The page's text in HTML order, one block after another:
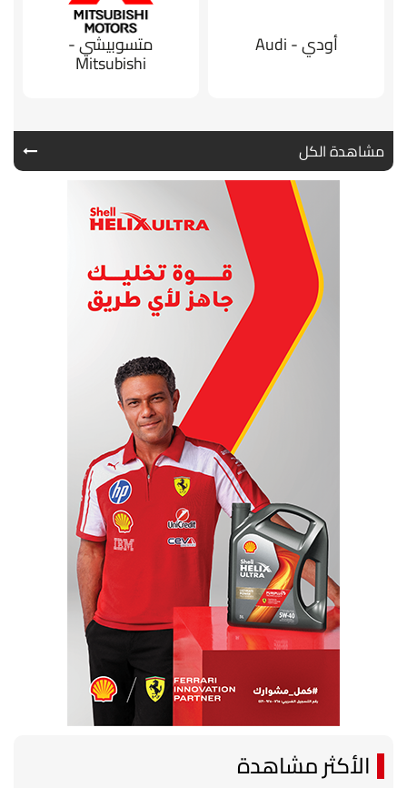
أودي - Audi متسوبيشي -
Mitsubishi
مشاهدة الكل
الأكثر مشاهدة